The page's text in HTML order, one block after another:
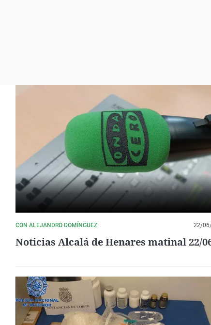
CON ALEJANDRO DOMÍNGUEZ 22/
Noticias Alcalá de Henares matinal 22/